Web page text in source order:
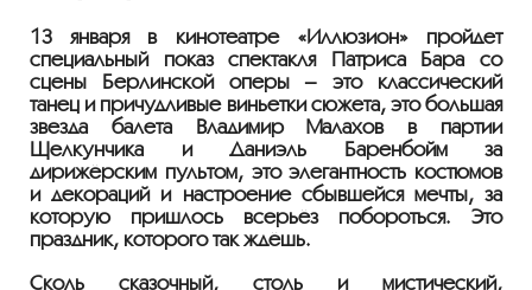
13 января в кинотеатре «Иллюзион» пройдет
специальный показ спектакля Патриса Бара со
сцены Берлинской оперы – это классический
танец и причудливые виньетки сюжета, это большая
звезда балета Владимир Малахов в партии
Щелкунчика и Даниэль Баренбойм за
дирижёрским пультом, это элегантность костюмов
и декораций и настроение сбывшейся мечты, за
которую пришлось всерьёз побороться. Это
праздник, которого так ждёшь.
Сколь сказочный, столь и мистический,